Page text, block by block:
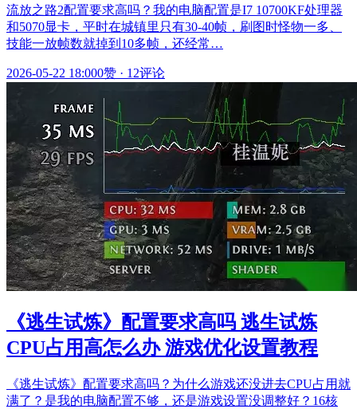
流放之路2配置要求高吗？我的电脑配置是I7 10700KF处理器
和5070显卡，平时在城镇里只有30-40帧，刷图时怪物一多、
技能一放帧数就掉到10多帧，还经常…
2026-05-22 18:000赞 · 12评论
《逃生试炼》配置要求高吗 逃生试炼
CPU占用高怎么办 游戏优化设置教程
《逃生试炼》配置要求高吗？为什么游戏还没进去CPU占用就
满了？是我的电脑配置不够，还是游戏设置没调整好？16核